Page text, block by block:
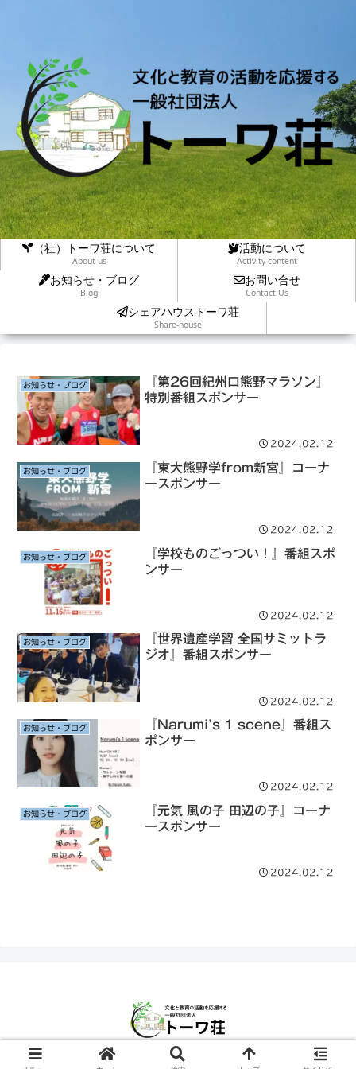
（社）トーワ荘について
About us
活動について
Activity content
お知らせ・ブログ
Blog
お問い合せ
Contact Us
シェアハウストーワ荘
Share-house
お知らせ・ブログ
『第26回紀州口熊野マラソン』
特別番組スポンサー
2024.02.12
お知らせ・ブログ
『東大熊野学from新宮』コーナ
ースポンサー
2024.02.12
お知らせ・ブログ
『学校ものごっつい！』⁡番組スポ
ンサー
2024.02.12
お知らせ・ブログ
『世界遺産学習 全国サミットラ
ジオ』番組スポンサー
2024.02.12
お知らせ・ブログ
『Narumi’s 1 scene』番組ス
ポンサー
2024.02.12
お知らせ・ブログ
『元気 風の子 田辺の子』コーナ
ースポンサー
2024.02.12
© 2024 一般社団法人トーワ荘.